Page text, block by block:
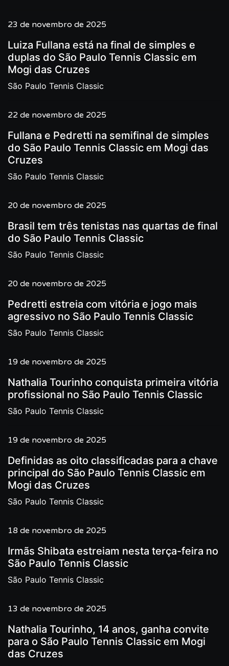
23 de novembro de 2025
Luiza Fullana está na final de simples e
duplas do São Paulo Tennis Classic em
Mogi das Cruzes
São Paulo Tennis Classic
22 de novembro de 2025
Fullana e Pedretti na semifinal de simples
do São Paulo Tennis Classic em Mogi das
Cruzes
São Paulo Tennis Classic
20 de novembro de 2025
Brasil tem três tenistas nas quartas de final
do São Paulo Tennis Classic
São Paulo Tennis Classic
20 de novembro de 2025
Pedretti estreia com vitória e jogo mais
agressivo no São Paulo Tennis Classic
São Paulo Tennis Classic
19 de novembro de 2025
Nathalia Tourinho conquista primeira vitória
profissional no São Paulo Tennis Classic
São Paulo Tennis Classic
19 de novembro de 2025
Definidas as oito classificadas para a chave
principal do São Paulo Tennis Classic em
Mogi das Cruzes
São Paulo Tennis Classic
18 de novembro de 2025
Irmãs Shibata estreiam nesta terça-feira no
São Paulo Tennis Classic
São Paulo Tennis Classic
13 de novembro de 2025
Nathalia Tourinho, 14 anos, ganha convite
para o São Paulo Tennis Classic em Mogi
das Cruzes